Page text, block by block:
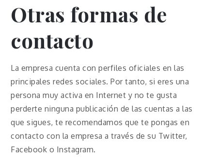
Otras formas de
contacto
La empresa cuenta con perfiles oficiales en las
principales redes sociales. Por tanto, si eres una
persona muy activa en Internet y no te gusta
perderte ninguna publicación de las cuentas a las
que sigues, te recomendamos que te pongas en
contacto con la empresa a través de su Twitter,
Facebook o Instagram.